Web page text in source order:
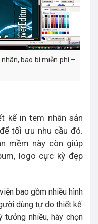
bao bì miễn phí –
kế in tem nhãn sản
tối ưu nhu cầu đó.
mềm này còn giúp
logo cực kỳ đẹp
bao gồm nhiều hình
dùng tự do thiết kế.
nhiều, hãy chọn